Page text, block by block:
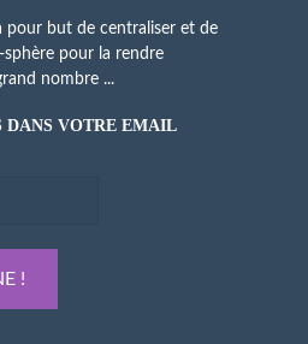
pour but de centraliser et de
pour la rendre
nombre ...
DANS VOTRE EMAIL